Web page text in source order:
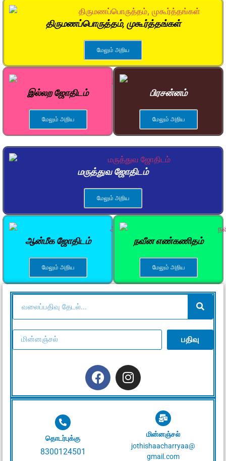
திருமணப்பொருத்தம், முகூர்த்தங்கள்
மேலும் அறிய
இல்லற ஜோதிடம்
மேலும் அறிய
பிரசன்னம்
மேலும் அறிய
மருத்துவ ஜோதிடம்
மேலும் அறிய
ஆன்மீக ஜோதிடம்
மேலும் அறிய
நவீன எண்கணிதம்
மேலும் அறிய
தொடர்புக்கு
8300124501
மின்னஞ்சல்
jothishaacharryaa@
gmail.com
பதிவு